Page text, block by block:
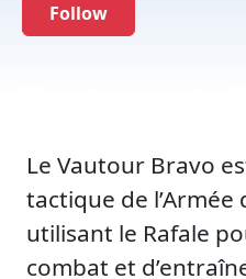
Follow
Le Vautour Bravo
tactique de l’Armée
utilisant le Rafale
combat et